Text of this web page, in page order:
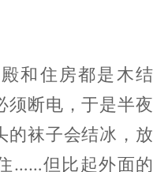
和住房都是木结
须断电，于是半夜
的袜子会结冰，放
……但比起外面的